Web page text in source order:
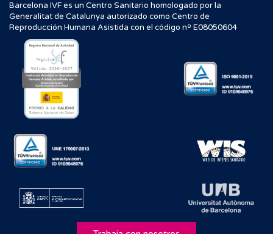
Barcelona IVF es un Centro Sanitario homologado por la
Generalitat de Catalunya autorizado como Centro de
Reproducción Humana Asistida con el código nº E08050604